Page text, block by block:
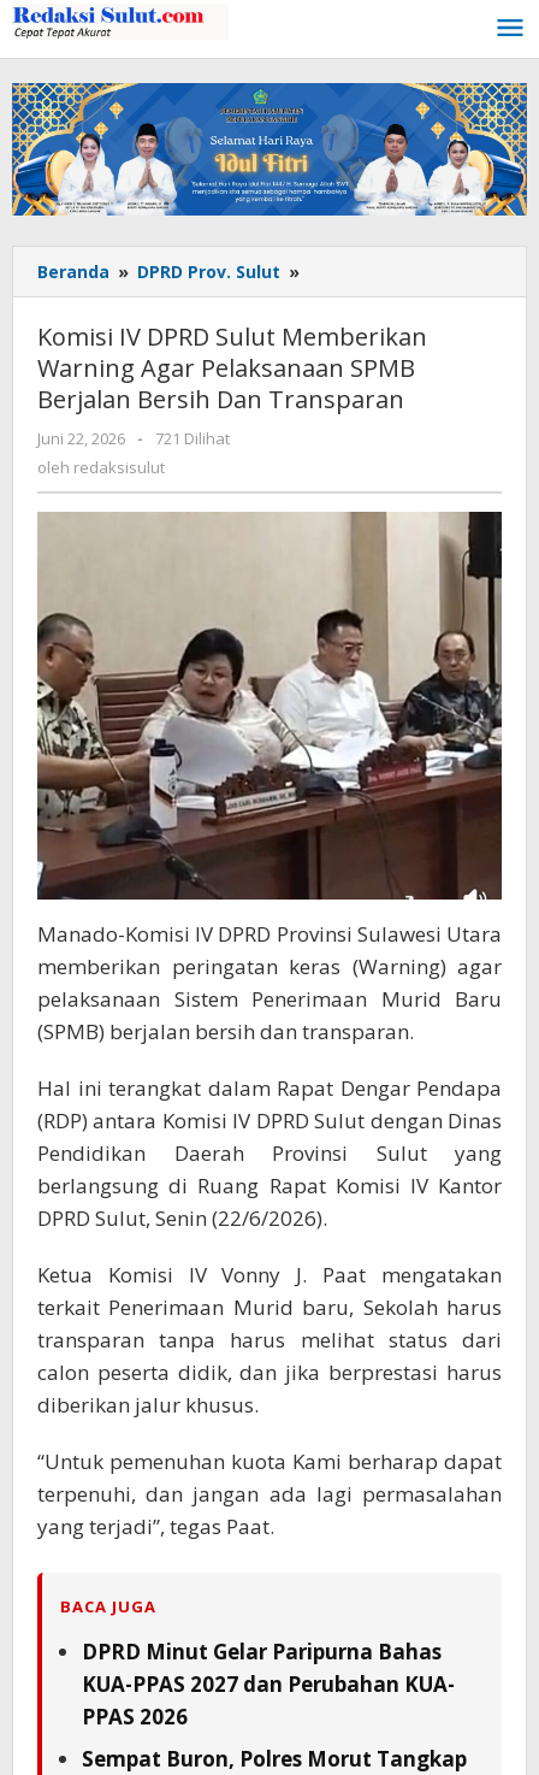
Lewati
ke
konten
Beranda » DPRD Prov. Sulut »
IV
DPRD
Sulut
Memberikan
Warning
Berjalan
Komisi IV DPRD Sulut Memberikan
Warning Agar Pelaksanaan SPMB
Berjalan Bersih Dan Transparan
Juni 22, 2026
oleh
redaksisulut
-
721 Dilihat
oleh redaksisulut
Manado-Komisi IV DPRD Provinsi Sulawesi Utara
memberikan peringatan keras (Warning) agar
pelaksanaan Sistem Penerimaan Murid Baru
(SPMB) berjalan bersih dan transparan.
Hal ini terangkat dalam Rapat Dengar Pendapa
(RDP) antara Komisi IV DPRD Sulut dengan Dinas
Pendidikan Daerah Provinsi Sulut yang
berlangsung di Ruang Rapat Komisi IV Kantor
DPRD Sulut, Senin (22/6/2026).
Ketua Komisi IV Vonny J. Paat mengatakan
terkait Penerimaan Murid baru, Sekolah harus
transparan tanpa harus melihat status dari
calon peserta didik, dan jika berprestasi harus
diberikan jalur khusus.
“Untuk pemenuhan kuota Kami berharap dapat
terpenuhi, dan jangan ada lagi permasalahan
yang terjadi”, tegas Paat.
BACA JUGA
DPRD Minut Gelar Paripurna Bahas
KUA-PPAS 2027 dan Perubahan KUA-
PPAS 2026
Sempat Buron, Polres Morut Tangkap